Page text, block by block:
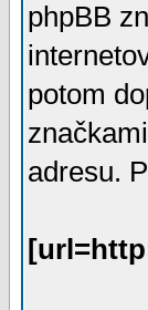
phpBB
potom
adresu.